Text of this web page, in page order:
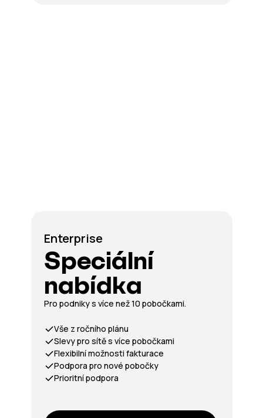
Enterprise
Speciální
nabídka
Pro podniky s více než 10 pobočkami.
Vše z ročního plánu
Slevy pro sítě s více pobočkami
Flexibilní možnosti fakturace
Podpora pro nové pobočky
Prioritní podpora